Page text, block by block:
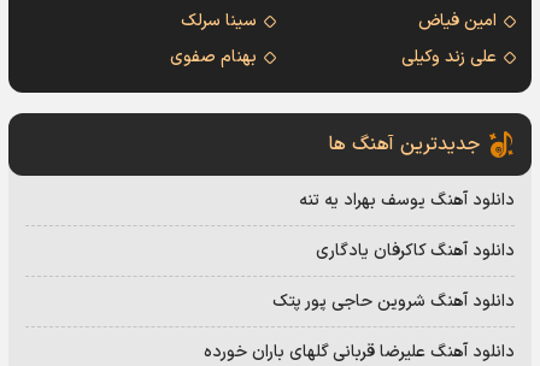
امین فیاض
سینا سرلک
علی زند وکیلی
بهنام صفوی
جدیدترین آهنگ ها
دانلود آهنگ یوسف بهراد یه تنه
دانلود آهنگ کاکرفان یادگاری
دانلود آهنگ شروین حاجی پور پتک
دانلود آهنگ علیرضا قربانی گلهای باران خورده